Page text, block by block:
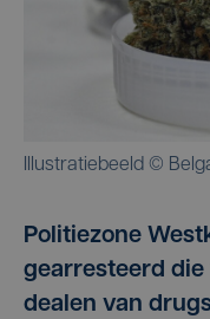
Illustratiebeeld ©
Politiezone
gearresteerd
dealen van